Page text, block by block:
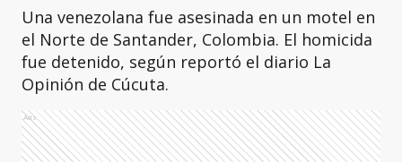
Una venezolana fue asesinada en un motel en
el Norte de Santander, Colombia. El homicida
fue detenido, según reportó el diario La
Opinión de Cúcuta.
Ads